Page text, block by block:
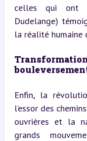
celles qui ont
Dudelange)
la réalité humaine
Enfin, la
l’essor des
ouvrières et la
grands